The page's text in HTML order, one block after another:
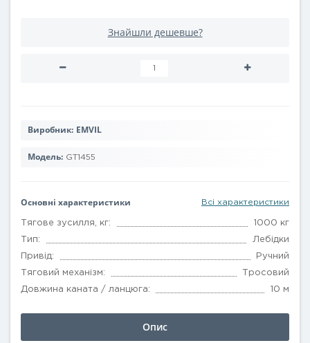
Знайшли дешевше?
Виробник: EMVIL
Модель: GT1455
Основні характеристики Всі характеристики
Тягове зусилля, кг: 1000 кг
Тип: Лебідки
Привід: Ручний
Тяговий механізм: Тросовий
Довжина каната / ланцюга: 10 м
Опис